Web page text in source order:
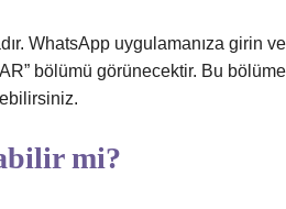
WhatsApp uygulamanıza girin ve
bölümü görünecektir. Bu
mi?